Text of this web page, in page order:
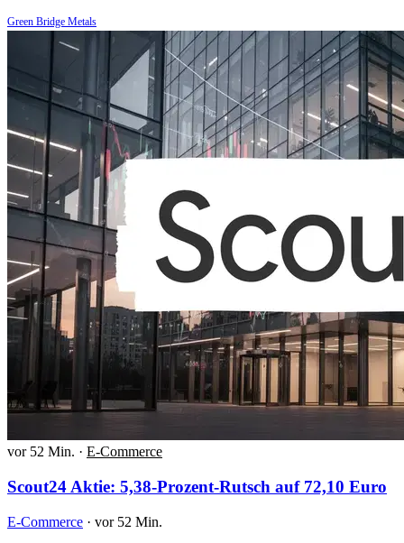
Green Bridge Metals
vor 52 Min. · E-Commerce
Scout24 Aktie: 5,38-Prozent-Rutsch auf 72,10 Euro
E-Commerce · vor 52 Min.